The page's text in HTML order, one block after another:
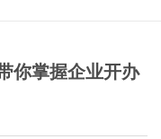
你掌握企业开办